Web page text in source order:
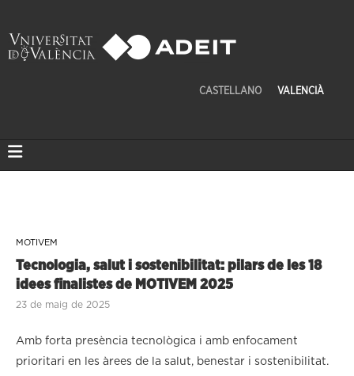
CASTELLANO VALENCIÀ
MOTIVEM
Tecnologia, salut i sostenibilitat: pilars de les 18
idees finalistes de MOTIVEM 2025
23 de maig de 2025
Amb forta presència tecnològica i amb enfocament
prioritari en les àrees de la salut, benestar i sostenibilitat.